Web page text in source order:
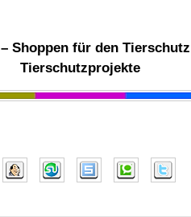
– Shoppen für den
Tierschutzprojekte